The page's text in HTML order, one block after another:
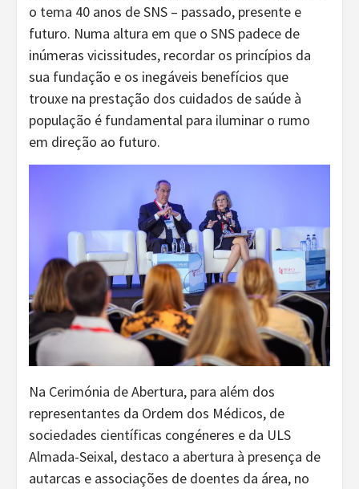
o tema 40 anos de SNS – passado, presente e
futuro. Numa altura em que o SNS padece de
inúmeras vicissitudes, recordar os princípios da
sua fundação e os inegáveis benefícios que
trouxe na prestação dos cuidados de saúde à
população é fundamental para iluminar o rumo
em direção ao futuro.
Na Cerimónia de Abertura, para além dos
representantes da Ordem dos Médicos, de
sociedades científicas congéneres e da ULS
Almada-Seixal, destaco a abertura à presença de
autarcas e associações de doentes da área, no